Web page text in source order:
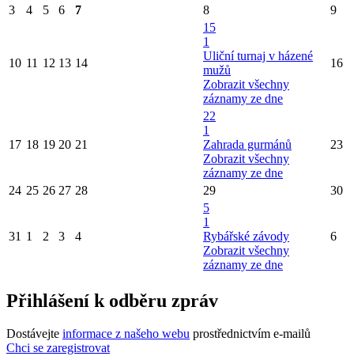
3 4 5 6 7 8 9
10 11 12 13 14
15
1
Uliční turnaj v házené
mužů
Zobrazit všechny
záznamy ze dne
16
17 18 19 20 21
22
1
Zahrada gurmánů
Zobrazit všechny
záznamy ze dne
23
24 25 26 27 28 29 30
31 1 2 3 4
5
1
Rybářské závody
Zobrazit všechny
záznamy ze dne
6
Přihlášení k odběru zpráv
Dostávejte informace z našeho webu prostřednictvím e-mailů
Chci se zaregistrovat